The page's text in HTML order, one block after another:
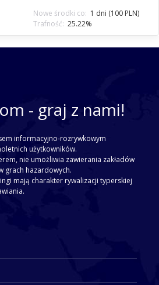
Nowe środki co: 1 dni (100 PLN)
Trafność: 25.22%
- graj z nami!
informacyjno-rozrywkowym
użytkowników.
nie umożliwia zawierania zakładów
grach hazardowych.
mają charakter rywalizacji typerskiej